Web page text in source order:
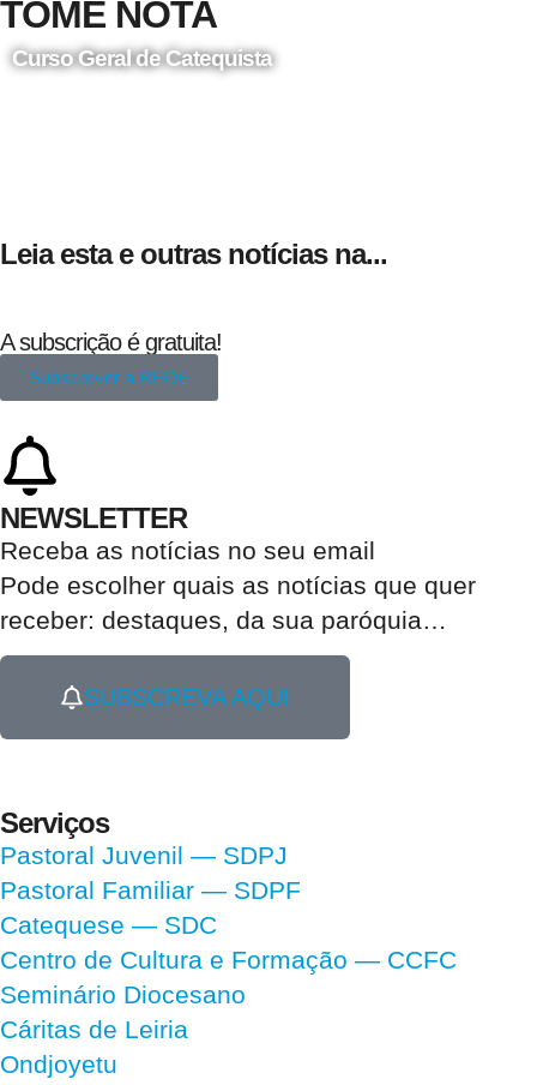
TOME NOTA
Curso Geral de Catequista
Leia esta e outras notícias na...
A subscrição é gratuita!
Subscrever a REDE
NEWSLETTER
Receba as notícias no seu email​
Pode escolher quais as notícias que quer
receber: destaques, da sua paróquia…
SUBSCREVA AQUI
Serviços
Pastoral Juvenil — SDPJ
Pastoral Familiar — SDPF
Catequese — SDC
Centro de Cultura e Formação — CCFC
Seminário Diocesano
Cáritas de Leiria
Ondjoyetu